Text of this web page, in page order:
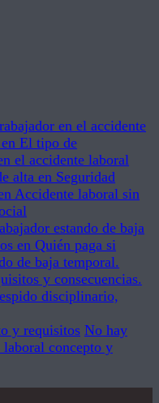
en el accidente
en El tipo de
el accidente laboral
alta en Seguridad
Accidente laboral sin
estando de baja
en Quién paga si
de baja temporal.
y consecuencias.
disciplinario,
y requisitos No hay
concepto y